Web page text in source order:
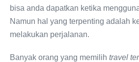
bisa anda dapatkan ketika
Namun hal yang terpenting adalah
melakukan perjalanan.
Banyak orang yang memilih travel